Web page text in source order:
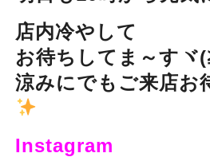
店内冷やして
お待ちしてま～す
涼みにでもご来店お
Instagram